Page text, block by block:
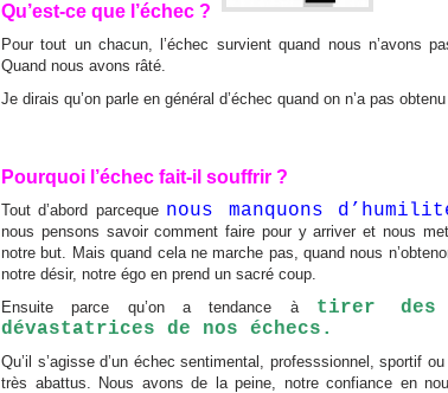
Qu’est-ce que l’échec ?
Pour tout un chacun, l’échec survient quand nous n’avons
Quand nous avons râté.
Je dirais qu’on parle en général d’échec quand on n’a pas
Pourquoi l’échec fait-il souffrir ?
Tout d’abord parceque nous manquons
nous pensons savoir comment faire pour y arriver et nous
notre but. Mais quand cela ne marche pas, quand nous
notre désir, notre égo en prend un sacré coup.
Ensuite parce qu’on a tendance à tirer des
dévastatrices de nos échecs.
Qu’il s’agisse d’un échec sentimental, professsionnel, sportif
très abattus. Nous avons de la peine, notre confiance en